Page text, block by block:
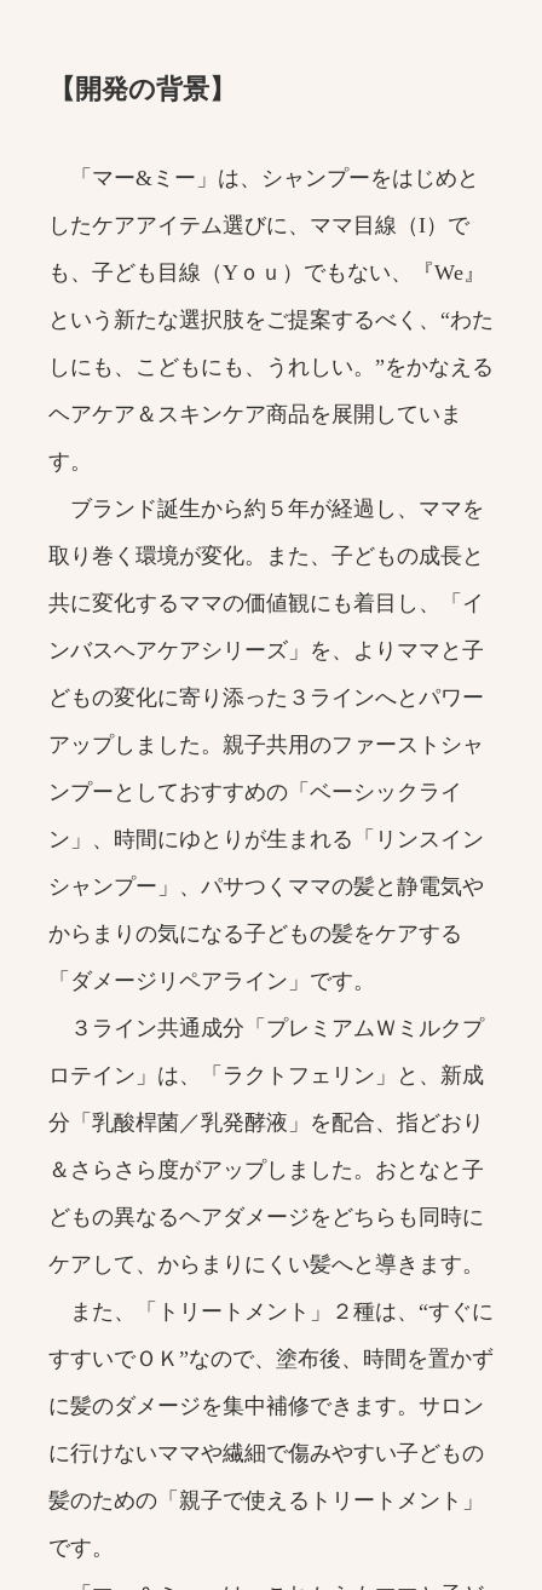
【開発の背景】
「マー&ミー」は、シャンプーをはじめと
したケアアイテム選びに、ママ目線（I）で
も、子ども目線（Yｏｕ）でもない、『We』
という新たな選択肢をご提案するべく、“わた
しにも、こどもにも、うれしい。”をかなえる
ヘアケア＆スキンケア商品を展開していま
す。
ブランド誕生から約５年が経過し、ママを
取り巻く環境が変化。また、子どもの成長と
共に変化するママの価値観にも着目し、「イ
ンバスヘアケアシリーズ」を、よりママと子
どもの変化に寄り添った３ラインへとパワー
アップしました。親子共用のファーストシャ
ンプーとしておすすめの「ベーシックライ
ン」、時間にゆとりが生まれる「リンスイン
シャンプー」、パサつくママの髪と静電気や
からまりの気になる子どもの髪をケアする
「ダメージリペアライン」です。
３ライン共通成分「プレミアムＷミルクプ
ロテイン」は、「ラクトフェリン」と、新成
分「乳酸桿菌／乳発酵液」を配合、指どおり
＆さらさら度がアップしました。おとなと子
どもの異なるヘアダメージをどちらも同時に
ケアして、からまりにくい髪へと導きます。
また、「トリートメント」２種は、“すぐに
すすいでＯＫ”なので、塗布後、時間を置かず
に髪のダメージを集中補修できます。サロン
に行けないママや繊細で傷みやすい子どもの
髪のための「親子で使えるトリートメント」
です。